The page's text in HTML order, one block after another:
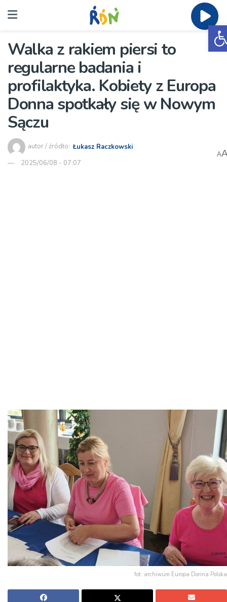
Walka z rakiem piersi to
regularne badania i
profilaktyka. Kobiety z Europa
Donna spotkały się w Nowym
Sączu
autor / źródło: Łukasz Raczkowski
2025/06/08 - 07:07
A
fot. archiwum Europa Donna Polska